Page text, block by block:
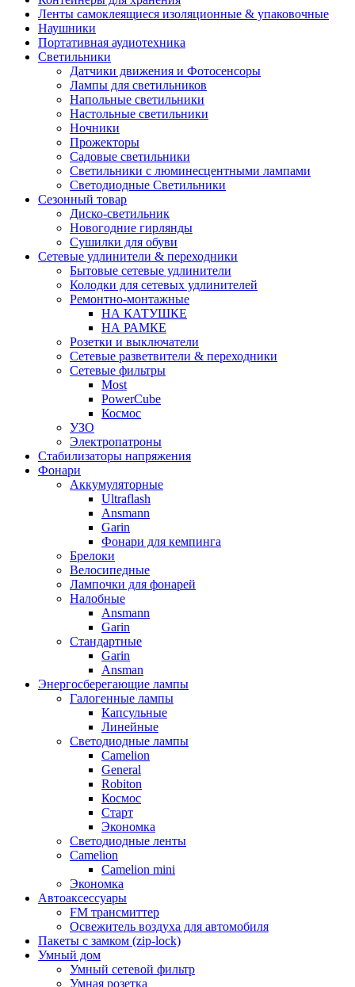
Ленты самоклеящиеся изоляционные & упаковочные
Наушники
Портативная аудиотехника
Светильники
Датчики движения и Фотосенсоры
Лампы для светильников
Напольные светильники
Настольные светильники
Ночники
Прожекторы
Садовые светильники
Светильники с люминесцентными лампами
Светодиодные Светильники
Сезонный товар
Диско-светильник
Новогодние гирлянды
Сушилки для обуви
Сетевые удлинители & переходники
Бытовые сетевые удлинители
Колодки для сетевых удлинителей
Ремонтно-монтажные
НА КАТУШКЕ
НА РАМКЕ
Розетки и выключатели
Сетевые разветвители & переходники
Сетевые фильтры
Most
PowerCube
Космос
УЗО
Электропатроны
Стабилизаторы напряжения
Фонари
Аккумуляторные
Ultraflash
Ansmann
Garin
Фонари для кемпинга
Брелоки
Велосипедные
Лампочки для фонарей
Налобные
Ansmann
Garin
Стандартные
Garin
Ansman
Энергосберегающие лампы
Галогенные лампы
Капсульные
Линейные
Светодиодные лампы
Camelion
General
Robiton
Космос
Старт
Экономка
Светодиодные ленты
Camelion
Camelion mini
Экономка
Автоаксессуары
FM трансмиттер
Освежитель воздуха для автомобиля
Пакеты с замком (zip-lock)
Умный дом
Умный сетевой фильтр
Умная розетка